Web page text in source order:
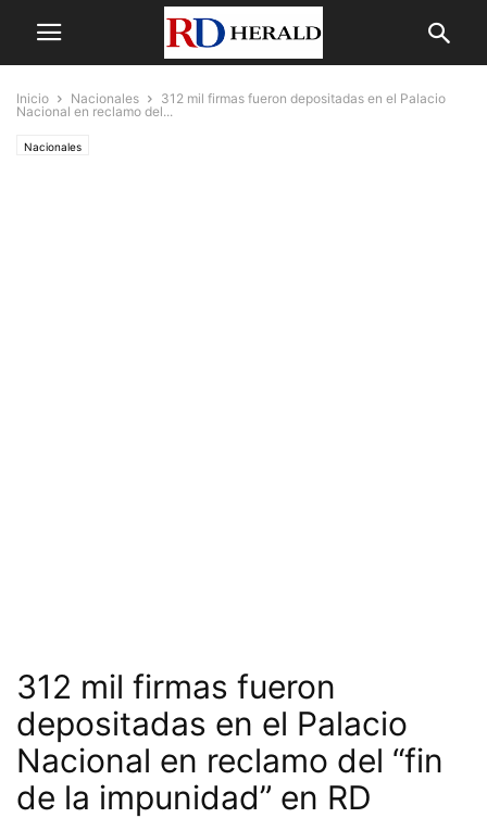
Inicio Nacionales
312 mil firmas fueron depositadas en el Palacio
Nacional en reclamo del...
Nacionales
312 mil firmas fueron
depositadas en el Palacio
Nacional en reclamo del “fin
de la impunidad” en RD